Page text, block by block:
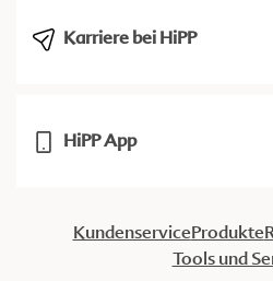
Karriere bei HiPP
HiPP App
KundenserviceProdukte
Tools und